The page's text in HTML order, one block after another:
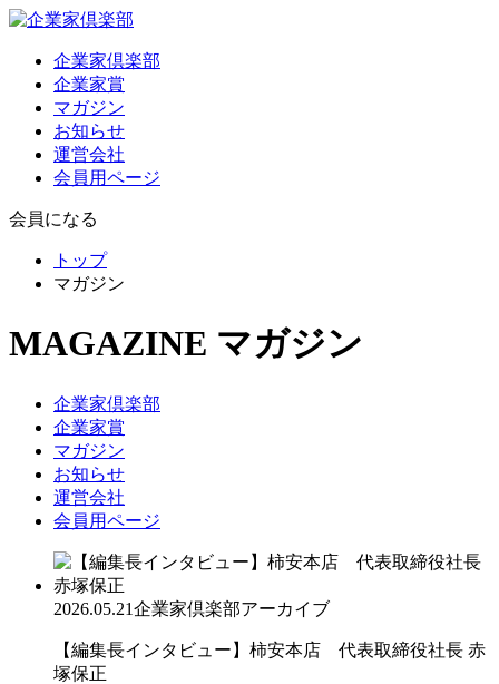
企業家倶楽部
企業家賞
マガジン
お知らせ
運営会社
会員用ページ
会員になる
トップ
マガジン
MAGAZINE マガジン
企業家倶楽部
企業家賞
マガジン
お知らせ
運営会社
会員用ページ
2026.05.21企業家倶楽部アーカイブ
【編集長インタビュー】柿安本店 代表取締役社長 赤
塚保正